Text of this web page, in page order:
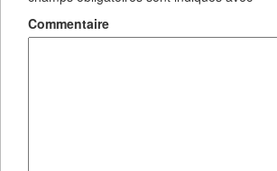
Commentaire